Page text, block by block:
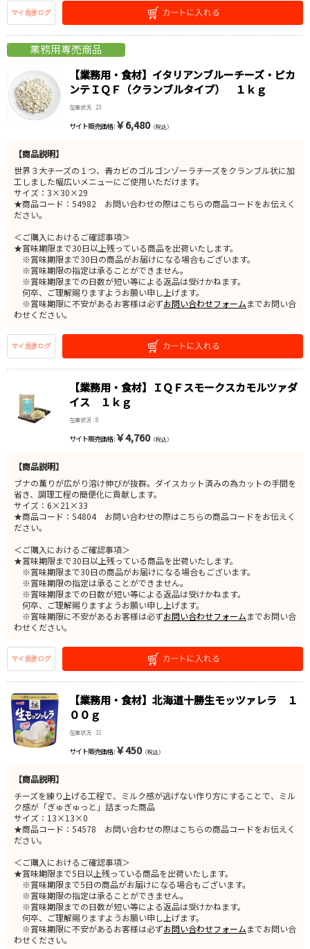
【業務用・食材】イタリアンブルーチーズ・ピカ
ンテＩＱＦ（クランブルタイプ） １ｋｇ
在庫状況 : 23
サイト販売価格 : ￥6,480（税込）
【商品説明】
世界３大チーズの１つ、青カビのゴルゴンゾーラチーズをクランブル状に加
工しました幅広いメニューにご使用いただけます。
サイズ：3×30×29
★商品コード：54982 お問い合わせの際はこちらの商品コードをお伝えく
ださい。
＜ご購入におけるご確認事項＞
★賞味期限まで30日以上残っている商品を出荷いたします。
※賞味期限まで30日の商品がお届けになる場合もございます。
※賞味期限の指定は承ることができません。
※賞味期限までの日数が短い等による返品は受けかねます。
何卒、ご理解賜りますようお願い申し上げます。
※賞味期限に不安があるお客様は必ずお問い合わせフォームまでお問い合
わせください。
【業務用・食材】ＩＱＦスモークスカモルツァダ
イス １ｋｇ
在庫状況 : 8
サイト販売価格 : ￥4,760（税込）
【商品説明】
ブナの薫りが広がり溶け伸びが抜群。ダイスカット済みの為カットの手間を
省き、調理工程の簡便化に貢献します。
サイズ：6×21×33
★商品コード：54804 お問い合わせの際はこちらの商品コードをお伝えく
ださい。
＜ご購入におけるご確認事項＞
★賞味期限まで30日以上残っている商品を出荷いたします。
※賞味期限まで30日の商品がお届けになる場合もございます。
※賞味期限の指定は承ることができません。
※賞味期限までの日数が短い等による返品は受けかねます。
何卒、ご理解賜りますようお願い申し上げます。
※賞味期限に不安があるお客様は必ずお問い合わせフォームまでお問い合
わせください。
【業務用・食材】北海道十勝生モッツァレラ １
００ｇ
在庫状況 : 31
サイト販売価格 : ￥450（税込）
【商品説明】
チーズを練り上げる工程で、ミルク感が逃げない作り方にすることで、ミル
ク感が「ぎゅぎゅっと」詰まった商品
サイズ：13×13×0
★商品コード：54578 お問い合わせの際はこちらの商品コードをお伝えく
ださい。
＜ご購入におけるご確認事項＞
★賞味期限まで5日以上残っている商品を出荷いたします。
※賞味期限まで5日の商品がお届けになる場合もございます。
※賞味期限の指定は承ることができません。
※賞味期限までの日数が短い等による返品は受けかねます。
何卒、ご理解賜りますようお願い申し上げます。
※賞味期限に不安があるお客様は必ずお問い合わせフォームまでお問い合
わせください。